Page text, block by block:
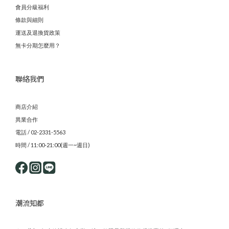
會員分級福利
條款與細則
運送及退換貨政策
無卡分期怎麼用？
聯絡我們
商店介紹
異業合作
電話 / 02-2331-5563
時間 / 11:00-21:00(週一~週日)
潮流知都